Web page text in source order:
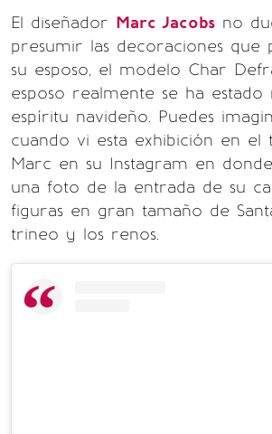
El diseñador Marc Jacobs no
presumir las decoraciones que
su esposo, el modelo Char
esposo realmente se ha
espíritu navideño. Puedes
cuando vi esta exhibición en el
Marc en su Instagram en
una foto de la entrada de su
figuras en gran tamaño de
trineo y los renos.